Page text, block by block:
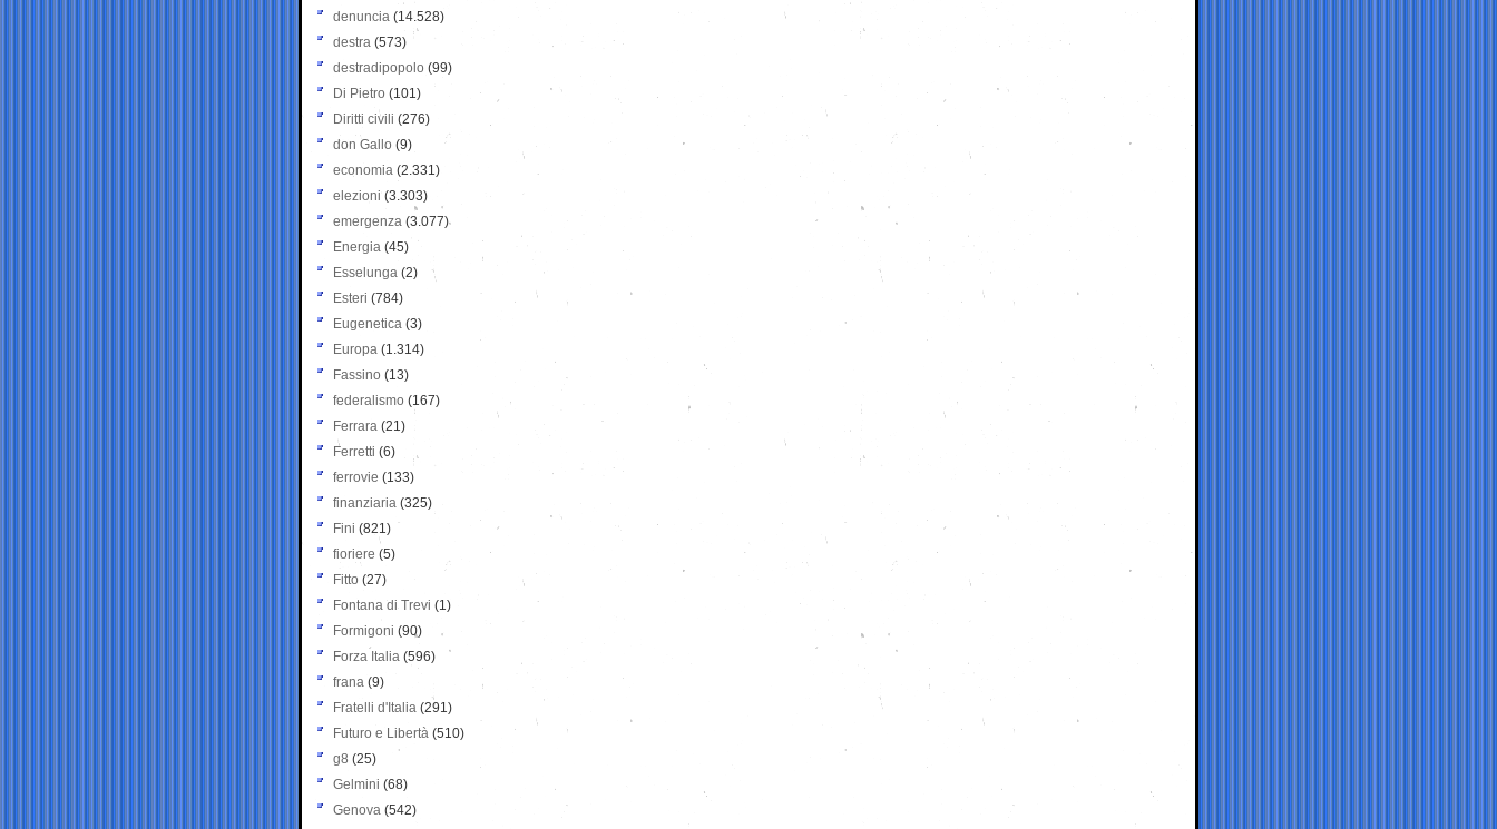
denuncia (14.528)
destra (573)
destradipopolo (99)
Di Pietro (101)
Diritti civili (276)
don Gallo (9)
economia (2.331)
elezioni (3.303)
emergenza (3.077)
Energia (45)
Esselunga (2)
Esteri (784)
Eugenetica (3)
Europa (1.314)
Fassino (13)
federalismo (167)
Ferrara (21)
Ferretti (6)
ferrovie (133)
finanziaria (325)
Fini (821)
fioriere (5)
Fitto (27)
Fontana di Trevi (1)
Formigoni (90)
Forza Italia (596)
frana (9)
Fratelli d'Italia (291)
Futuro e Libertà (510)
g8 (25)
Gelmini (68)
Genova (542)